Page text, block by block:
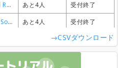
My Chemical Romance あと4人
受付終了
Bowling For Soup あと4人
受付終了
受付終了
受付終了
My Chemical Romance あと4人
受付終了
Bowling For Soup あと4人
受付終了
受付終了
受付終了
My Chemical Romance あと4人
受付終了
Bowling For Soup あと4人
受付終了
受付終了
受付終了
My Chemical Romance あと4人
受付終了
Bowling For Soup あと4人
受付終了
受付終了
受付終了
→CSVダウンロード